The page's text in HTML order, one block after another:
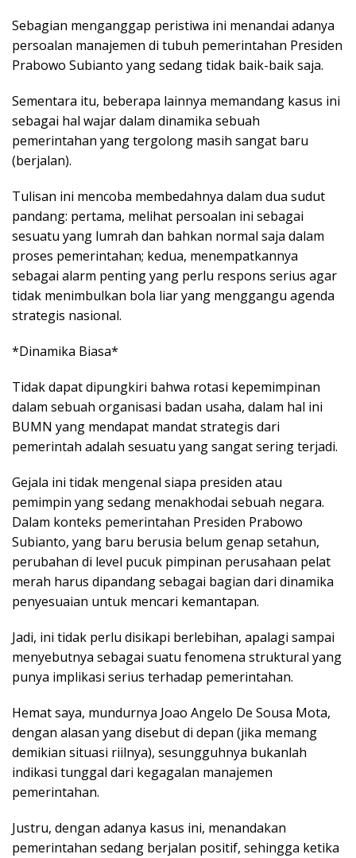
Sebagian menganggap peristiwa ini menandai adanya
persoalan manajemen di tubuh pemerintahan Presiden
Prabowo Subianto yang sedang tidak baik-baik saja.
Sementara itu, beberapa lainnya memandang kasus ini
sebagai hal wajar dalam dinamika sebuah
pemerintahan yang tergolong masih sangat baru
(berjalan).
Tulisan ini mencoba membedahnya dalam dua sudut
pandang: pertama, melihat persoalan ini sebagai
sesuatu yang lumrah dan bahkan normal saja dalam
proses pemerintahan; kedua, menempatkannya
sebagai alarm penting yang perlu respons serius agar
tidak menimbulkan bola liar yang menggangu agenda
strategis nasional.
*Dinamika Biasa*
Tidak dapat dipungkiri bahwa rotasi kepemimpinan
dalam sebuah organisasi badan usaha, dalam hal ini
BUMN yang mendapat mandat strategis dari
pemerintah adalah sesuatu yang sangat sering terjadi.
Gejala ini tidak mengenal siapa presiden atau
pemimpin yang sedang menakhodai sebuah negara.
Dalam konteks pemerintahan Presiden Prabowo
Subianto, yang baru berusia belum genap setahun,
perubahan di level pucuk pimpinan perusahaan pelat
merah harus dipandang sebagai bagian dari dinamika
penyesuaian untuk mencari kemantapan.
Jadi, ini tidak perlu disikapi berlebihan, apalagi sampai
menyebutnya sebagai suatu fenomena struktural yang
punya implikasi serius terhadap pemerintahan.
Hemat saya, mundurnya Joao Angelo De Sousa Mota,
dengan alasan yang disebut di depan (jika memang
demikian situasi riilnya), sesungguhnya bukanlah
indikasi tunggal dari kegagalan manajemen
pemerintahan.
Justru, dengan adanya kasus ini, menandakan
pemerintahan sedang berjalan positif, sehingga ketika